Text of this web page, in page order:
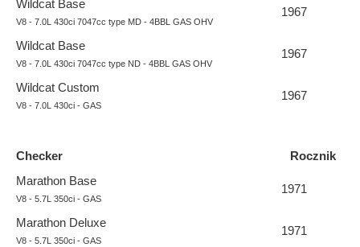
Wildcat Base
V8 - 7.0L 430ci 7047cc type MD - 4BBL GAS OHV
1967
Wildcat Base
V8 - 7.0L 430ci 7047cc type ND - 4BBL GAS OHV
1967
Wildcat Custom
V8 - 7.0L 430ci - GAS
1967
Checker
Rocznik
Marathon Base
V8 - 5.7L 350ci - GAS
1971
Marathon Deluxe
V8 - 5.7L 350ci - GAS
1971